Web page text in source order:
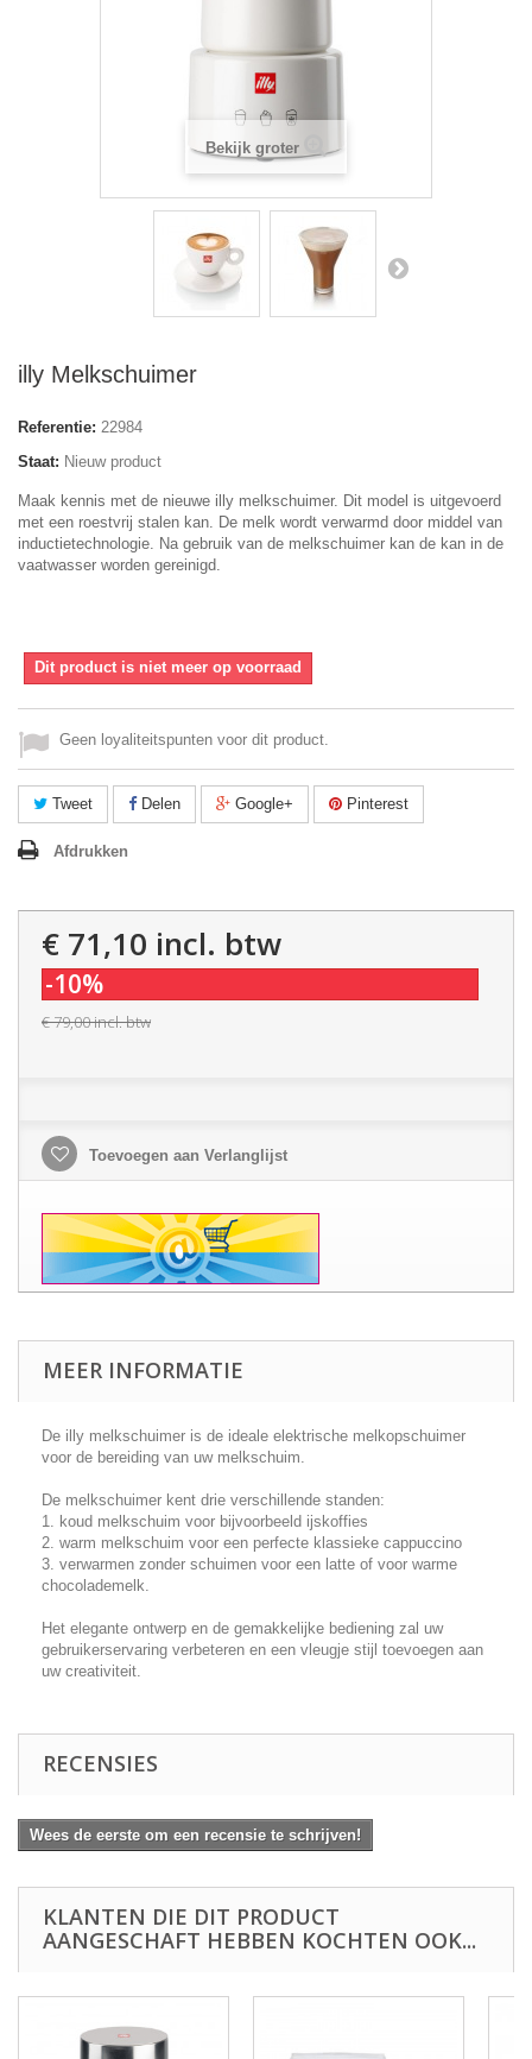
Bekijk groter
illy Melkschuimer
Referentie: 22984
Staat: Nieuw product
Maak kennis met de nieuwe illy melkschuimer. Dit model is uitgevoerd
met een roestvrij stalen kan. De melk wordt verwarmd door middel van
inductietechnologie. Na gebruik van de melkschuimer kan de kan in de
vaatwasser worden gereinigd.
Dit product is niet meer op voorraad
Geen loyaliteitspunten voor dit product.
Tweet Delen Google+ Pinterest
Afdrukken
€ 71,10 incl. btw
-10%
€ 79,00incl. btw
Toevoegen aan Verlanglijst
MEER INFORMATIE
De illy melkschuimer is de ideale elektrische melkopschuimer
voor de bereiding van uw melkschuim.
De melkschuimer kent drie verschillende standen:
1. koud melkschuim voor bijvoorbeeld ijskoffies
2. warm melkschuim voor een perfecte klassieke cappuccino
3. verwarmen zonder schuimen voor een latte of voor warme
chocolademelk.
Het elegante ontwerp en de gemakkelijke bediening zal uw
gebruikerservaring verbeteren en een vleugje stijl toevoegen aan
uw creativiteit.
RECENSIES
Wees de eerste om een recensie te schrijven!
KLANTEN DIE DIT PRODUCT
AANGESCHAFT HEBBEN KOCHTEN OOK...